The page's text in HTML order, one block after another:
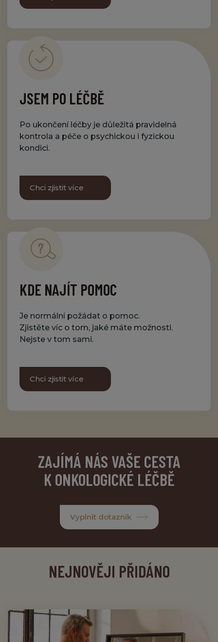
JSEM PO LÉČBĚ
Po ukončení léčby je důležitá pravidelná
kontrola a péče o psychickou i fyzickou
kondici.
Chci zjistit více
KDE NAJÍT POMOC
Je normální požádat o pomoc.
Zjistěte víc o tom, jaké máte možnosti.
Nejste v tom sami.
Chci zjistit více
ZAJÍMÁ NÁS VAŠE CESTA
K ONKOLOGICKÉ LÉČBĚ
Vyplnit dotazník
NEJNOVĚJI PŘIDÁNO